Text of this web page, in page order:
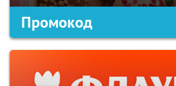
Промокод